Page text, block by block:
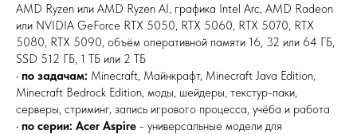
AMD Ryzen или AMD Ryzen AI, графика Intel Arc, AMD Radeon
или NVIDIA GeForce RTX 5050, RTX 5060, RTX 5070, RTX
5080, RTX 5090, объём оперативной памяти 16, 32 или 64 ГБ,
SSD 512 ГБ, 1 ТБ или 2 ТБ
• по задачам: Minecraft, Майнкрафт, Minecraft Java Edition,
Minecraft Bedrock Edition, моды, шейдеры, текстур-паки,
серверы, стриминг, запись игрового процесса, учёба и работа
• по серии: Acer Aspire - универсальные модели для